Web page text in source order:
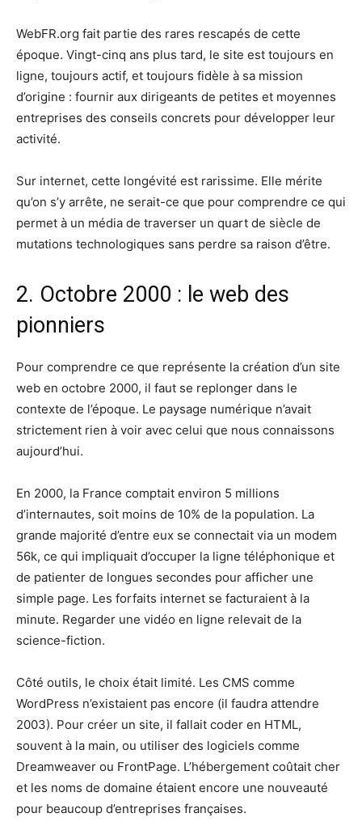
WebFR.org fait partie des rares rescapés de cette
époque. Vingt-cinq ans plus tard, le site est toujours en
ligne, toujours actif, et toujours fidèle à sa mission
d’origine : fournir aux dirigeants de petites et moyennes
entreprises des conseils concrets pour développer leur
activité.
Sur internet, cette longévité est rarissime. Elle mérite
qu’on s’y arrête, ne serait-ce que pour comprendre ce qui
permet à un média de traverser un quart de siècle de
mutations technologiques sans perdre sa raison d’être.
2. Octobre 2000 : le web des
pionniers
Pour comprendre ce que représente la création d’un site
web en octobre 2000, il faut se replonger dans le
contexte de l’époque. Le paysage numérique n’avait
strictement rien à voir avec celui que nous connaissons
aujourd’hui.
En 2000, la France comptait environ 5 millions
d’internautes, soit moins de 10% de la population. La
grande majorité d’entre eux se connectait via un modem
56k, ce qui impliquait d’occuper la ligne téléphonique et
de patienter de longues secondes pour afficher une
simple page. Les forfaits internet se facturaient à la
minute. Regarder une vidéo en ligne relevait de la
science-fiction.
Côté outils, le choix était limité. Les CMS comme
WordPress n’existaient pas encore (il faudra attendre
2003). Pour créer un site, il fallait coder en HTML,
souvent à la main, ou utiliser des logiciels comme
Dreamweaver ou FrontPage. L’hébergement coûtait cher
et les noms de domaine étaient encore une nouveauté
pour beaucoup d’entreprises françaises.